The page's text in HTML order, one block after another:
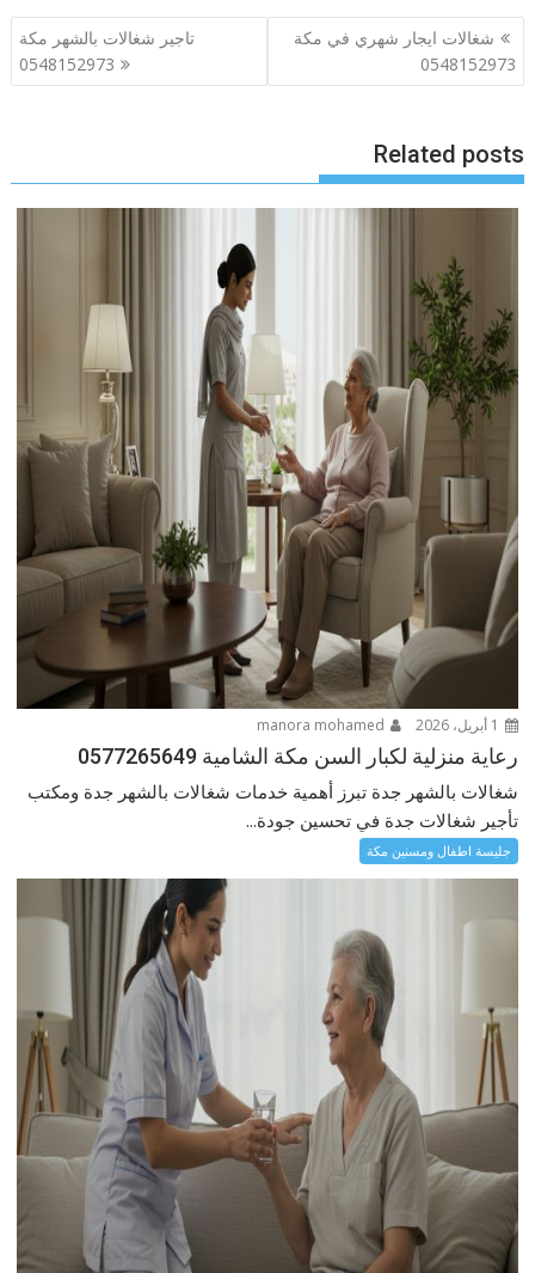
تصفّح
المقالات
شغالات ايجار شهري في مكة
0548152973
تاجير شغالات بالشهر مكة
0548152973
Related posts
رعاية منزلية لكبار السن مكة الشامية 0577265649
شغالات بالشهر جدة تبرز أهمية خدمات شغالات بالشهر جدة ومكتب
تأجير شغالات جدة في تحسين جودة...
جليسة اطفال ومسنين مكة